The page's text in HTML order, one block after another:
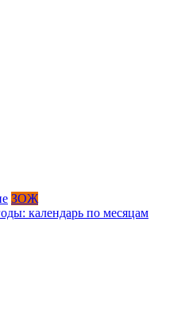
ЗОЖ
календарь по месяцам